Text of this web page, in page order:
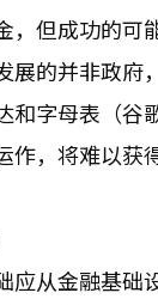
，但成功的可
展的并非政府
和字母表（
，将难以获
应从金融基础